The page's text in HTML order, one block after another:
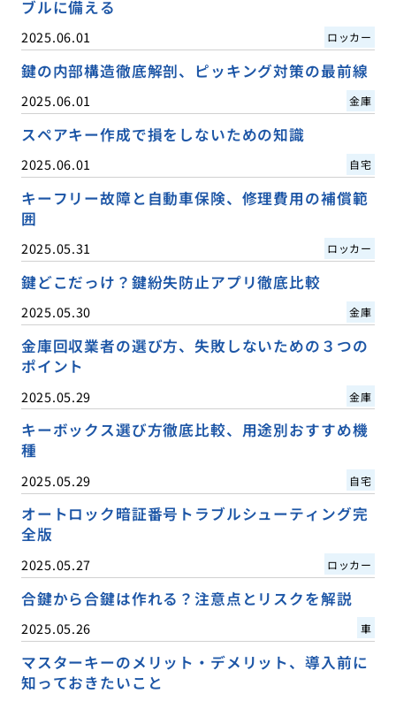
ブルに備える
2025.06.01 ロッカー
鍵の内部構造徹底解剖、ピッキング対策の最前線
2025.06.01 金庫
スペアキー作成で損をしないための知識
2025.06.01 自宅
キーフリー故障と自動車保険、修理費用の補償範
囲
2025.05.31 ロッカー
鍵どこだっけ？鍵紛失防止アプリ徹底比較
2025.05.30 金庫
金庫回収業者の選び方、失敗しないための３つの
ポイント
2025.05.29 金庫
キーボックス選び方徹底比較、用途別おすすめ機
種
2025.05.29 自宅
オートロック暗証番号トラブルシューティング完
全版
2025.05.27 ロッカー
合鍵から合鍵は作れる？注意点とリスクを解説
2025.05.26 車
マスターキーのメリット・デメリット、導入前に
知っておきたいこと